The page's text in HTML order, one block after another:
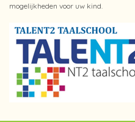
mogelijkheden voor uw kind.